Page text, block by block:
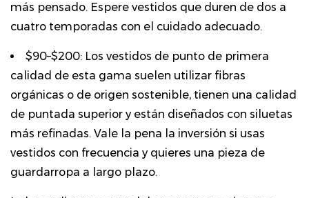
más pensado. Espere vestidos que duren de dos a
cuatro temporadas con el cuidado adecuado.
$90–$200: Los vestidos de punto de primera
calidad de esta gama suelen utilizar fibras
orgánicas o de origen sostenible, tienen una calidad
de puntada superior y están diseñados con siluetas
más refinadas. Vale la pena la inversión si usas
vestidos con frecuencia y quieres una pieza de
guardarropa a largo plazo.